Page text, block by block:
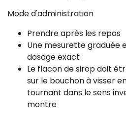
Mode d'administration
Prendre après les repas
Une mesurette graduée
dosage exact
Le flacon de sirop doit
sur le bouchon à visser
tournant dans le sens
montre